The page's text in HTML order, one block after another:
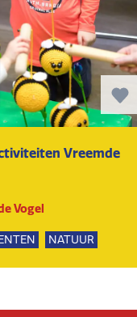
Vreemde
Vogel
NATUUR
GROEPSUITJES